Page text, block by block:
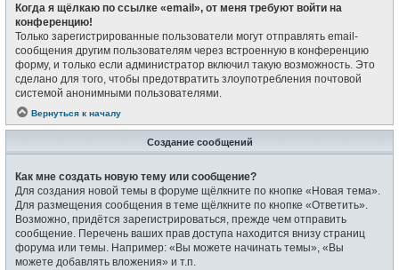
Когда я щёлкаю по ссылке «email», от меня требуют войти на
конференцию!
Только зарегистрированные пользователи могут отправлять email-
сообщения другим пользователям через встроенную в конференцию
форму, и только если администратор включил такую возможность. Это
сделано для того, чтобы предотвратить злоупотребления почтовой
системой анонимными пользователями.
Вернуться к началу
Создание сообщений
Как мне создать новую тему или сообщение?
Для создания новой темы в форуме щёлкните по кнопке «Новая тема».
Для размещения сообщения в теме щёлкните по кнопке «Ответить».
Возможно, придётся зарегистрироваться, прежде чем отправить
сообщение. Перечень ваших прав доступа находится внизу страниц
форума или темы. Например: «Вы можете начинать темы», «Вы
можете добавлять вложения» и т.п.